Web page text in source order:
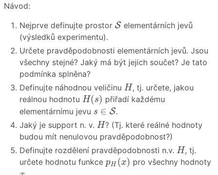
Návod:
Nejprve definujte prostor S
Selementárních jevů
(výsledků experimentu).
Určete pravděpodobnosti elementárních jevů. Jsou
všechny stejné? Jaký má být jejich součet? Je tato
podmínka splněna?
Definujte náhodnou veličinu H
H, tj. určete, jakou
reálnou hodnotu H(s)
H(s) přiřadí každému
elementárnímu jevu s ∈ S
s∈ S .
Jaký je support n. v. H
H? (Tj. které reálné hodnoty
budou mít nenulovou pravděpodobnost?)
Definujte rozdělení pravděpodobnosti n.v. H
H, tj.
určete hodnotu funkce pH (x)
p H(x) pro všechny hodnoty
x